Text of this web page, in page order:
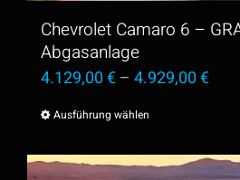
Chevrolet Camaro 6 –
Abgasanlage
4.129,00€– 4.929,00€
Ausführung wählen
Produkt